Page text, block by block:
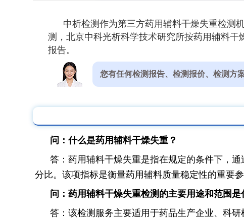
中析检测作为第三方药用辅料干燥失重检测
测，北京中科光析科学技术研究所按药用辅料
报告。
您有任何检测报告、检测报价、检测方
问：什么是药用辅料干燥失重？
答：药用辅料干燥失重是指在规定的条件下，
分比。该项指标是衡量药用辅料质量稳定性的重要
问：药用辅料干燥失重检测的主要用途和范围是
答：该检测服务主要适用于药品生产企业、科